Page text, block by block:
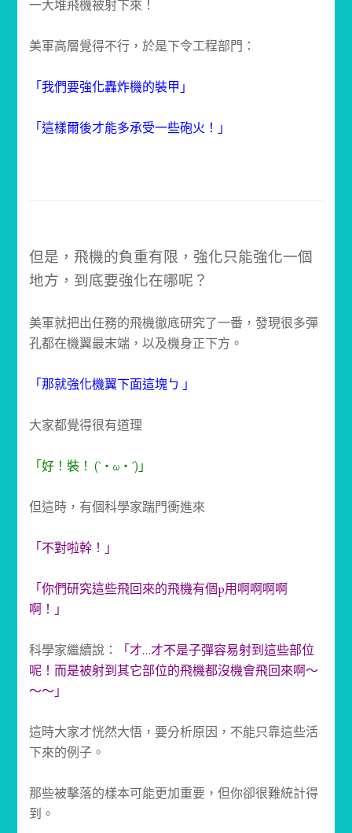
一大堆飛機被射下來！
美軍高層覺得不行，於是下令工程部門：
「我們要強化轟炸機的裝甲」
「這樣爾後才能多承受一些砲火！」
但是，飛機的負重有限，強化只能強化一個
地方，到底要強化在哪呢？
美軍就把出任務的飛機徹底研究了一番，發現很多彈
孔都在機翼最末端，以及機身正下方。
「那就強化機翼下面這塊ㄅ 」
大家都覺得很有道理
「好！裝！ (`・ω・´)」
但這時，有個科學家踹門衝進來
「不對啦幹！」
「你們研究這些飛回來的飛機有個p用啊啊啊啊
啊！」
科學家繼續說：
「才…才不是子彈容易射到這些部位
呢 ！而是被射到其它部位的飛機都沒機會飛回來啊～
～～」
這時大家才恍然大悟，要分析原因，不能只靠這些活
下來的例子。
那些被擊落的樣本可能更加重要，但你卻很難統計得
到。